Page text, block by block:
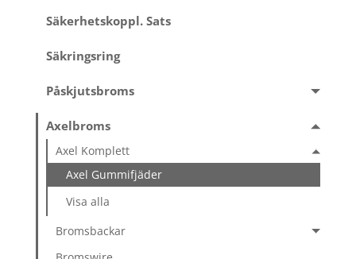
Säkerhetskoppl. Sats
Säkringsring
Påskjutsbroms
Axelbroms
Axel Komplett
Axel Gummifjäder
Visa alla
Bromsbackar